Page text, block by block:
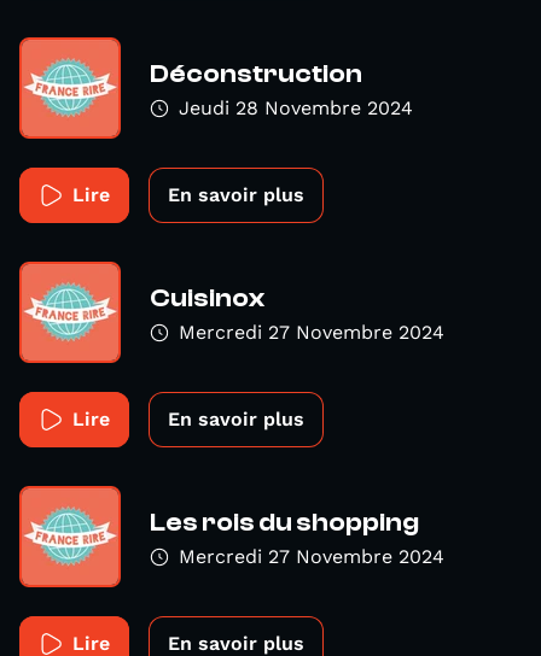
Déconstruction
Jeudi 28 Novembre 2024
Lire En savoir plus
Cuisinox
Mercredi 27 Novembre 2024
Lire En savoir plus
Les rois du shopping
Mercredi 27 Novembre 2024
Lire En savoir plus